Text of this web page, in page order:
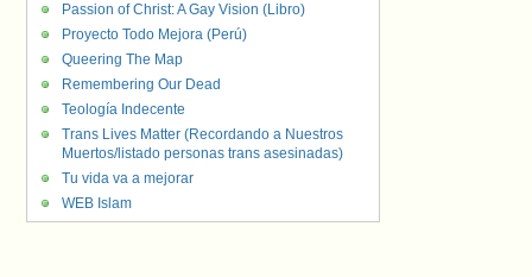
Passion of Christ: A Gay Vision (Libro)
Proyecto Todo Mejora (Perú)
Queering The Map
Remembering Our Dead
Teología Indecente
Trans Lives Matter (Recordando a Nuestros
Muertos/listado personas trans asesinadas)
Tu vida va a mejorar
WEB Islam